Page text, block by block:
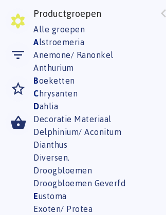
Productgroepen
Alle groepen
Alstroemeria
Anemone/ Ranonkel
Anthurium
Boeketten
C hrysanten
Dahlia
Decoratie Materiaal
Delphinium/ Aconitum
Dianthus
Diversen.
Droogbloemen
Droogbloemen Geverfd
Eustoma
Exoten/ Protea